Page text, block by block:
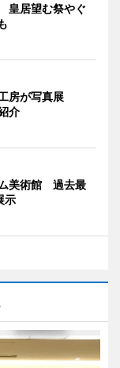
皇居望む祭やぐ
房が写真展
介
美術館 過去最
示